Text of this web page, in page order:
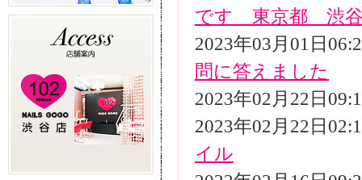
です 東京都 渋
2023年03月01日
問に答えました
2023年02月22日
2023年02月22日
イル